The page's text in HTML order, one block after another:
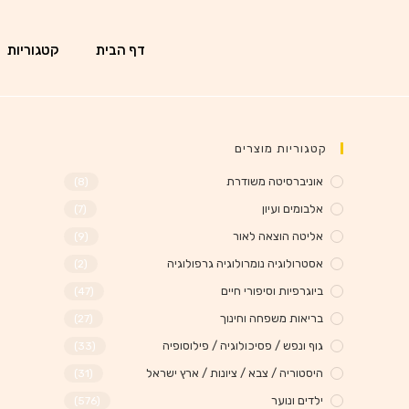
דף הבית קטגוריות
קטגוריות מוצרים
אוניברסיטה משודרת (8)
אלבומים ועיון (7)
אליטה הוצאה לאור (9)
אסטרולוגיה נומרולוגיה גרפולוגיה (2)
ביוגרפיות וסיפורי חיים (47)
בריאות משפחה וחינוך (27)
גוף ונפש / פסיכולוגיה / פילוסופיה (33)
היסטוריה / צבא / ציונות / ארץ ישראל (31)
ילדים ונוער (576)